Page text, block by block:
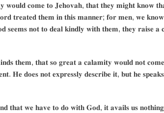
𝐰𝐨𝐮𝐥𝐝 𝐜𝐨𝐦𝐞 𝐭𝐨 𝐉𝐞𝐡𝐨𝐯𝐚𝐡, 𝐭𝐡𝐚𝐭 𝐭𝐡𝐞𝐲 𝐦𝐢𝐠𝐡𝐭 𝐤𝐧𝐨𝐰
𝐭𝐫𝐞𝐚𝐭𝐞𝐝 𝐭𝐡𝐞𝐦 𝐢𝐧 𝐭𝐡𝐢𝐬 𝐦𝐚𝐧𝐧𝐞𝐫; 𝐟𝐨𝐫 𝐦𝐞𝐧, 𝐰𝐞
𝐬𝐞𝐞𝐦𝐬 𝐧𝐨𝐭 𝐭𝐨 𝐝𝐞𝐚𝐥 𝐤𝐢𝐧𝐝𝐥𝐲 𝐰𝐢𝐭𝐡 𝐭𝐡𝐞𝐦, 𝐭𝐡𝐞𝐲 𝐫𝐚𝐢𝐬𝐞
𝐭𝐡𝐞𝐦, 𝐭𝐡𝐚𝐭 𝐬𝐨 𝐠𝐫𝐞𝐚𝐭 𝐚 𝐜𝐚𝐥𝐚𝐦𝐢𝐭𝐲 𝐰𝐨𝐮𝐥𝐝 𝐧𝐨𝐭
𝐇𝐞 𝐝𝐨𝐞𝐬 𝐧𝐨𝐭 𝐞𝐱𝐩𝐫𝐞𝐬𝐬𝐥𝐲 𝐝𝐞𝐬𝐜𝐫𝐢𝐛𝐞 𝐢𝐭, 𝐛𝐮𝐭 𝐡𝐞
𝐰𝐞 𝐡𝐚𝐯𝐞 𝐭𝐨 𝐝𝐨 𝐰𝐢𝐭𝐡 𝐆𝐨𝐝, 𝐢𝐭 𝐚𝐯𝐚𝐢𝐥𝐬 𝐮𝐬